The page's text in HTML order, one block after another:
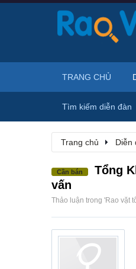
Trang chủ Diễn
Cần bán
Tổng
vấn
Thảo luận trong 'Rao vặt
TRANG CHỦ
Tìm kiếm diễn đàn